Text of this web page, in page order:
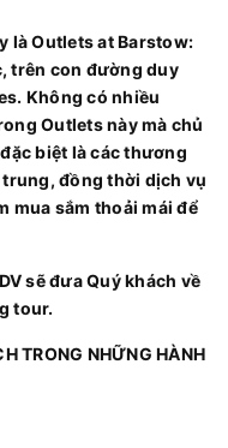
là Outlets at Barstow:
trên con đường duy
Không có nhiều
Outlets này mà chủ
biệt là các thương
trung, đồng thời dịch vụ
mua sắm thoải mái để
sẽ đưa Quý khách về
tour.
TRONG NHỮNG HÀNH